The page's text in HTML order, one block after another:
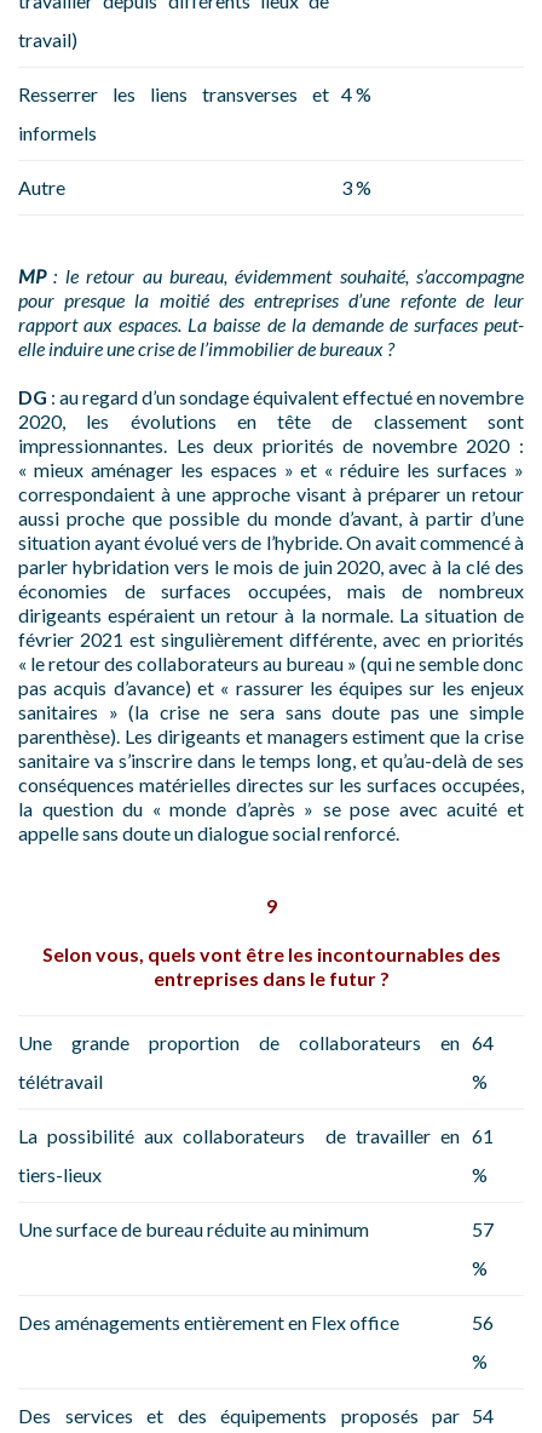
travail)
Resserrer les liens transverses et
informels
4 %
Autre 3 %
MP: le retour au bureau, évidemment souhaité, s’accompagne
pour presque la moitié des entreprises d’une refonte de leur
rapport aux espaces. La baisse de la demande de surfaces peut-
elle induire une crise de l’immobilier de bureaux ?
DG : au regard d’un sondage équivalent effectué en novembre
2020, les évolutions en tête de classement sont
impressionnantes. Les deux priorités de novembre 2020 :
« mieux aménager les espaces » et « réduire les surfaces »
correspondaient à une approche visant à préparer un retour
aussi proche que possible du monde d’avant, à partir d’une
situation ayant évolué vers de l’hybride. On avait commencé à
parler hybridation vers le mois de juin 2020, avec à la clé des
économies de surfaces occupées, mais de nombreux
dirigeants espéraient un retour à la normale. La situation de
février 2021 est singulièrement différente, avec en priorités
« le retour des collaborateurs au bureau » (qui ne semble donc
pas acquis d’avance) et « rassurer les équipes sur les enjeux
sanitaires » (la crise ne sera sans doute pas une simple
parenthèse). Les dirigeants et managers estiment que la crise
sanitaire va s’inscrire dans le temps long, et qu’au-delà de ses
conséquences matérielles directes sur les surfaces occupées,
la question du « monde d’après » se pose avec acuité et
appelle sans doute un dialogue social renforcé.
9
Selon vous, quels vont être les incontournables des
entreprises dans le futur ?
Une grande proportion de collaborateurs en
télétravail
64
%
La possibilité aux collaborateurs de travailler en
tiers-lieux
61
%
Une surface de bureau réduite au minimum
57
%
Des aménagements entièrement en Flex office
56
%
Des services et des équipements proposés par 54